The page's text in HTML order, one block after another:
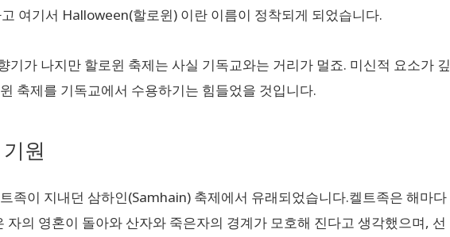
여기서 Halloween(할로윈) 이란 이름이 정착되게 되었습니다.
기가 나지만 할로윈 축제는 사실 기독교와는 거리가 멀죠. 미신적 요소가 깊
축제를 기독교에서 수용하기는 힘들었을 것입니다.
원
족이 지내던 삼하인(Samhain) 축제에서 유래되었습니다.켈트족은 해마다
자의 영혼이 돌아와 산자와 죽은자의 경계가 모호해 진다고 생각했으며, 선